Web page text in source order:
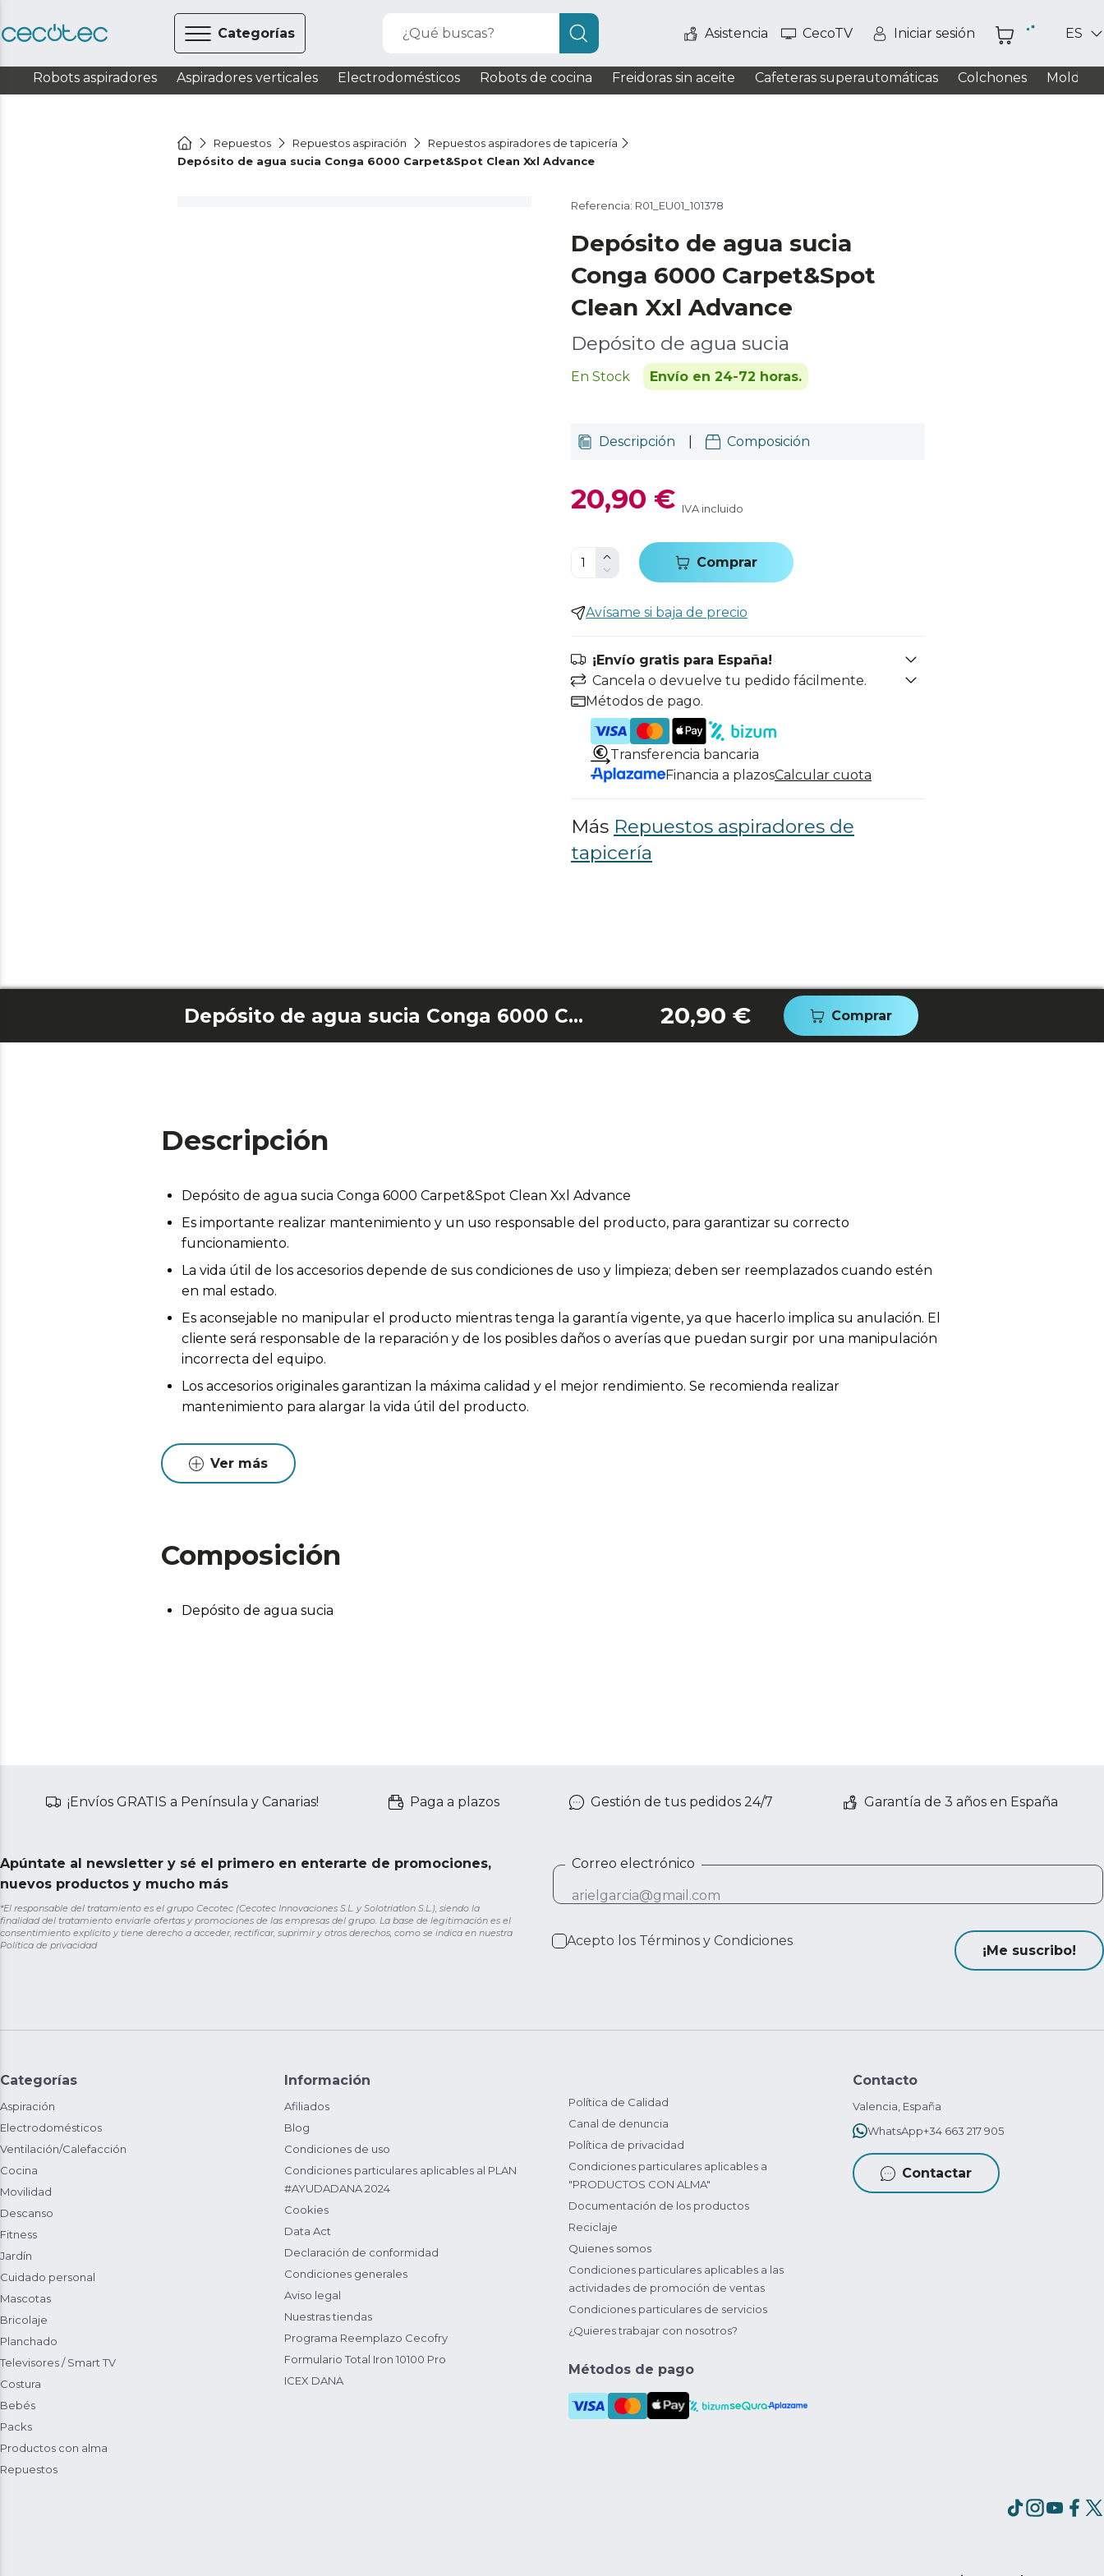
Categorías ¿Qué buscas? Asistencia CecoTV Iniciar sesión ES
Robots aspiradores Aspiradores verticales Electrodomésticos Robots de cocina Freidoras sin aceite Cafeteras superautomáticas Colchones
Repuestos Repuestos aspiración
Repuestos aspiradores de tapicería
Depósito de agua sucia Conga 6000 Carpet&Spot Clean Xxl Advance
Referencia: R01_EU01_101378
Depósito de agua sucia
Conga 6000 Carpet&Spot
Clean Xxl Advance
Depósito de agua sucia
En Stock Envío en 24-72 horas.
Descripción Composición
20,90 € IVA incluido
Comprar
Avísame si baja de precio
¡Envío gratis para España!
Cancela o devuelve tu pedido fácilmente.
Métodos de pago.
Transferencia bancaria
Financia a plazosCalcular cuota
Más Repuestos aspiradores de
tapicería
Depósito de agua sucia Conga 6000 Carpet&Spot Clean Xxl Advance 20,90 € Comprar
Descripción
Depósito de agua sucia Conga 6000 Carpet&Spot Clean Xxl Advance
Es importante realizar mantenimiento y un uso responsable del producto, para garantizar su correcto
funcionamiento.
La vida útil de los accesorios depende de sus condiciones de uso y limpieza; deben ser reemplazados cuando estén
en mal estado.
Es aconsejable no manipular el producto mientras tenga la garantía vigente, ya que hacerlo implica su anulación. El
cliente será responsable de la reparación y de los posibles daños o averías que puedan surgir por una manipulación
incorrecta del equipo.
Los accesorios originales garantizan la máxima calidad y el mejor rendimiento. Se recomienda realizar
mantenimiento para alargar la vida útil del producto.
Ver más
Composición
Depósito de agua sucia
¡Envíos GRATIS a Península y Canarias! Paga a plazos Gestión de tus pedidos 24/7 Garantía de 3 años en España
Apúntate al newsletter y sé el primero en enterarte de promociones,
nuevos productos y mucho más
*El responsable del tratamiento es el grupo Cecotec (Cecotec Innovaciones S.L. y Solotriatlon S.L.), siendo la
finalidad del tratamiento enviarle ofertas y promociones de las empresas del grupo. La base de legitimación es el
consentimiento explícito y tiene derecho a acceder, rectificar, suprimir y otros derechos, como se indica en nuestra
Política de privacidad
Correo electrónico
Acepto los Términos y Condiciones
¡Me suscribo!
Categorías
Aspiración
Electrodomésticos
Ventilación/Calefacción
Cocina
Movilidad
Descanso
Fitness
Jardín
Cuidado personal
Mascotas
Bricolaje
Planchado
Televisores / Smart TV
Costura
Bebés
Packs
Productos con alma
Repuestos
Información
Afiliados
Blog
Condiciones de uso
Condiciones particulares aplicables al PLAN
#AYUDADANA 2024
Cookies
Data Act
Declaración de conformidad
Condiciones generales
Aviso legal
Nuestras tiendas
Programa Reemplazo Cecofry
Formulario Total Iron 10100 Pro
ICEX DANA
Política de Calidad
Canal de denuncia
Política de privacidad
Condiciones particulares aplicables a
"PRODUCTOS CON ALMA"
Documentación de los productos
Reciclaje
Quienes somos
Condiciones particulares aplicables a las
actividades de promoción de ventas
Condiciones particulares de servicios
¿Quieres trabajar con nosotros?
Métodos de pago
Contacto
Valencia, España
WhatsApp+34 663 217 905
Contactar